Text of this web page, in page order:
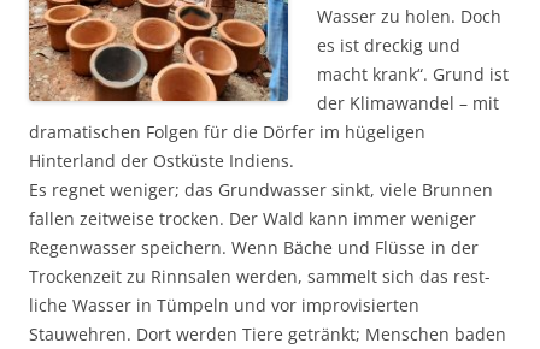
Wasser zu holen. Doch
es ist dreckig und
macht krank“. Grund ist
der Klima­wandel – mit
dramatischen Folgen für die Dörfer im hügeligen
Hinterland der Ost­küste Indiens.
Es regnet weniger; das Grundwasser sinkt, viele Brunnen
fallen zeit­weise trocken. Der Wald kann immer weniger
Regen­wasser speichern. Wenn Bäche und Flüsse in der
Trocken­zeit zu Rinn­salen werden, sammelt sich das rest­
liche Wasser in Tümp­eln und vor improvi­sier­ten
Stauwehren. Dort werden Tiere getränkt; Menschen baden